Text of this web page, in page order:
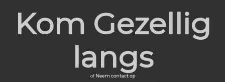
Kom Gezellig
langs
ofNeem contact op